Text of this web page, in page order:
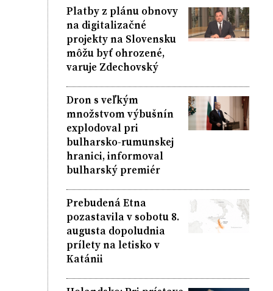
Platby z plánu obnovy
na digitalizačné
projekty na Slovensku
môžu byť ohrozené,
varuje Zdechovský
Dron s veľkým
množstvom výbušnín
explodoval pri
bulharsko-rumunskej
hranici, informoval
bulharský premiér
Prebudená Etna
pozastavila v sobotu 8.
augusta dopoludnia
prílety na letisko v
Katánii